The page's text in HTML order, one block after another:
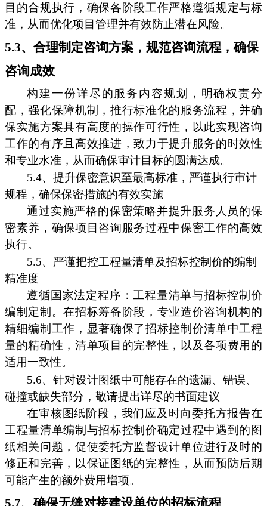
目的合规执行，确保各阶段工作严格遵循规定与标
准，从而优化项目管理并有效防止潜在风险。
5.3、合理制定咨询方案，规范咨询流程，确保
咨询成效
构建一份详尽的服务内容规划，明确权责分
配，强化保障机制，推行标准化的服务流程，并确
保实施方案具有高度的操作可行性，以此实现咨询
工作的有序且高效推进，致力于提升服务的时效性
和专业水准，从而确保审计目标的圆满达成。
5.4、提升保密意识至最高标准，严谨执行审计
规程，确保保密措施的有效实施
通过实施严格的保密策略并提升服务人员的保
密素养，确保项目咨询服务过程中保密工作的高效
执行。
5.5、严谨把控工程量清单及招标控制价的编制
精准度
遵循国家法定程序：工程量清单与招标控制价
编制定制。在招标筹备阶段，专业造价咨询机构的
精细编制工作，显著确保了招标控制价清单中工程
量的精确性，清单项目的完整性，以及各项费用的
适用一致性。
5.6、针对设计图纸中可能存在的遗漏、错误、
碰撞或缺失部分，敬请提出详尽的书面建议
在审核图纸阶段，我们应及时向委托方报告在
工程量清单编制与招标控制价确定过程中遇到的图
纸相关问题，促使委托方监督设计单位进行及时的
修正和完善，以保证图纸的完整性，从而预防后期
可能产生的额外费用增项。
5.7、确保无缝对接建设单位的招标流程